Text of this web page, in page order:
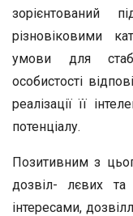
зорієнтований
різновіковими
умови для
особистості
реалізації її
потенціалу.
Позитивним з
дозвіл- лєвих та
інтересами,